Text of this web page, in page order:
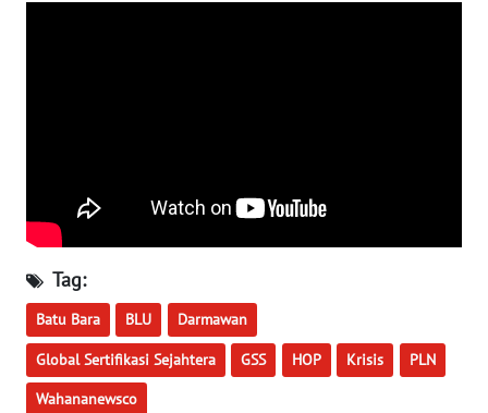
Tag:
Batu Bara BLU Darmawan
Global Sertifikasi Sejahtera GSS HOP Krisis PLN
Wahananewsco
KALBAR
WN
KALTENG